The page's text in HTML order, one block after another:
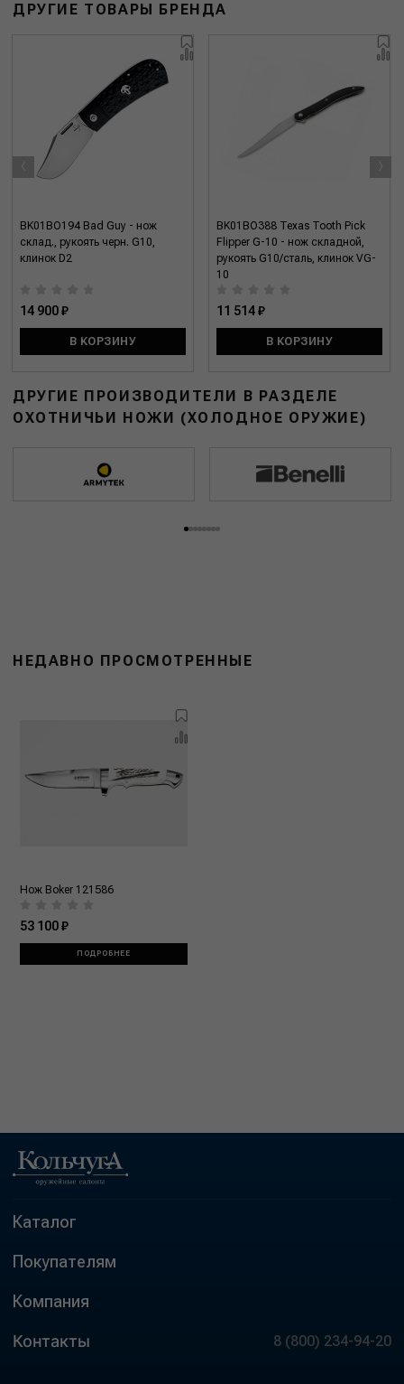
ДРУГИЕ ТОВАРЫ БРЕНДА
BK01BO194 Bad Guy - нож
склад., рукоять черн. G10,
клинок D2
14 900 ₽
В КОРЗИНУ
BK01BO388 Texas Tooth Pick
Flipper G-10 - нож складной,
рукоять G10/сталь, клинок VG-
10
11 514 ₽
В КОРЗИНУ
‹ ›
ДРУГИЕ ПРОИЗВОДИТЕЛИ В РАЗДЕЛЕ
ОХОТНИЧЬИ НОЖИ (ХОЛОДНОЕ ОРУЖИЕ)
НЕДАВНО ПРОСМОТРЕННЫЕ
Нож Boker 121586
53 100 ₽
ПОДРОБНЕЕ
Каталог
Покупателям
Компания
Контакты 8 (800) 234-94-20